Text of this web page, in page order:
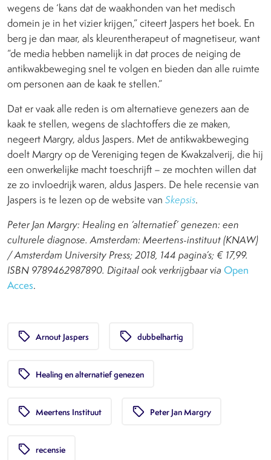
wegens de ‘kans dat de waakhonden van het medisch
domein je in het vizier krijgen,” citeert Jaspers het boek. En
berg je dan maar, als kleurentherapeut of magnetiseur, want
“de media hebben namelijk in dat proces de neiging de
antikwakbeweging snel te volgen en bieden dan alle ruimte
om personen aan de kaak te stellen.”
Dat er vaak alle reden is om alternatieve genezers aan de
kaak te stellen, wegens de slachtoffers die ze maken,
negeert Margry, aldus Jaspers. Met de antikwakbeweging
doelt Margry op de Vereniging tegen de Kwakzalverij, die hij
een onwerkelijke macht toeschrijft – ze mochten willen dat
ze zo invloedrijk waren, aldus Jaspers. De hele recensie van
Jaspers is te lezen op de website van Skepsis.
Peter Jan Margry: Healing en ‘alternatief’ genezen: een
culturele diagnose. Amsterdam: Meertens-instituut (KNAW)
/ Amsterdam University Press; 2018, 144 pagina’s; € 17,99.
ISBN 9789462987890. Digitaal ook verkrijgbaar via Open
Acces.
local_offer Arnout Jaspers local_offer dubbelhartig
local_offer Healing en alternatief genezen
local_offer Meertens Instituut local_offer Peter Jan Margry
local_offer recensie